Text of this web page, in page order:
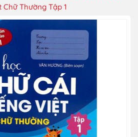
Chữ Thường Tập 1